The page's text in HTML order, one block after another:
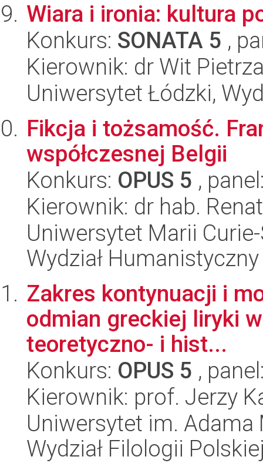
Wiara i ironia: kultura
Konkurs: SONATA 5 ,
Kierownik: dr Wit
Uniwersytet Łódzki,
Fikcja i tożsamość.
współczesnej Belgii
Konkurs: OPUS 5 ,
Kierownik: dr hab.
Uniwersytet Marii
Wydział Humanistyczny
Zakres kontynuacji i
odmian greckiej liryki
teoretyczno- i hist...
Konkurs: OPUS 5 ,
Kierownik: prof. Jerzy
Uniwersytet im.
Wydział Filologii